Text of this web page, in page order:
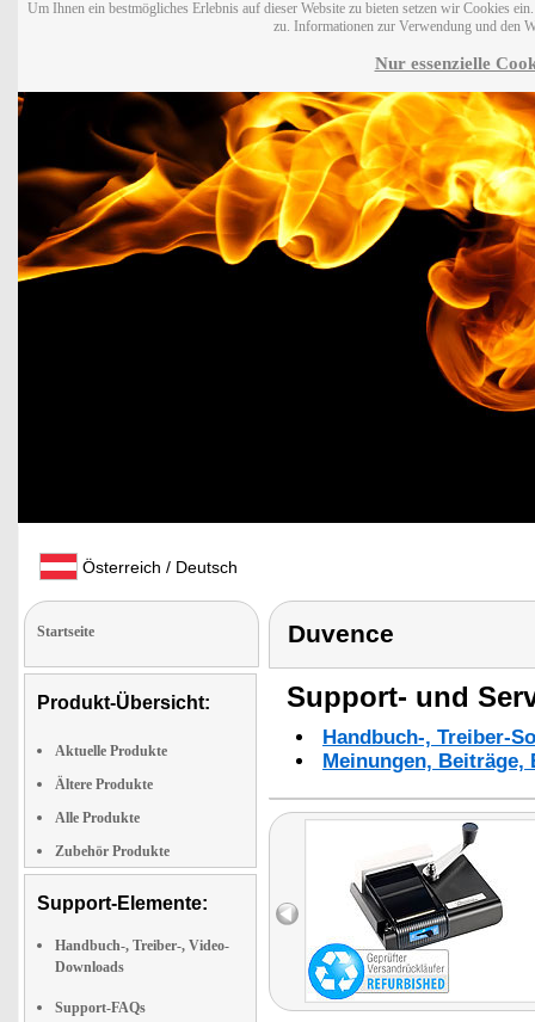
Um Ihnen ein bestmögliches Erlebnis auf dieser Website zu bieten setzen wir Cookies
zu. Informationen zur Verwendung und den
Nur essenzielle
Österreich / Deutsch
Startseite
Produkt-Übersicht:
Aktuelle Produkte
Ältere Produkte
Alle Produkte
Zubehör Produkte
Support-Elemente:
Handbuch-, Treiber-, Video-
Downloads
Support-FAQs
Duvence
Support- und
Handbuch-, Treiber-
Meinungen,